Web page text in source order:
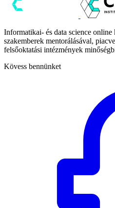
Informatikai- és data science online
szakemberek mentorálásával,
felsőoktatási intézmények
Kövess bennünket